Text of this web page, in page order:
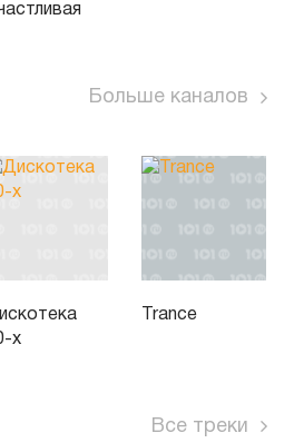
Больше каналов
х
Trance
Все треки